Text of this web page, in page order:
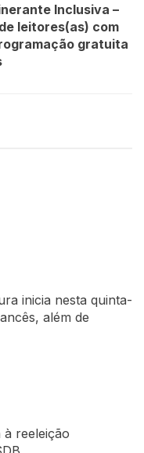
Inclusiva –
leitores(as) com
gratuita
inicia nesta quinta-
além de
reeleição